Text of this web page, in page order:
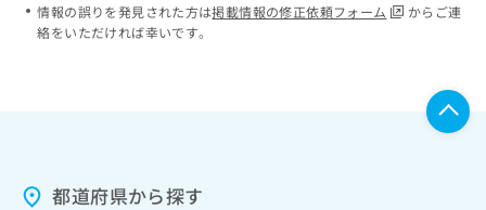
情報の誤りを発見された方は掲載情報の修正依頼フォーム
からご連
絡をいただければ幸いです。
都道府県から探す